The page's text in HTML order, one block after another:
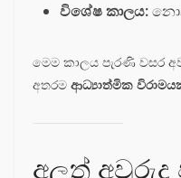
විශේෂ කාලය:
මෙම කාලය පැරණි වසර
අතරම ආධ්‍යාත්මික
අලුත්